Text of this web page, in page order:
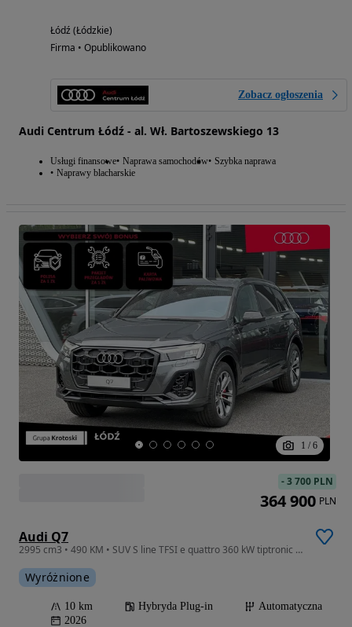
Łódź (Łódzkie)
Firma • Opublikowano
Zobacz ogłoszenia
Audi Centrum Łódź - al. Wł. Bartoszewskiego 13
Usługi finansowe Naprawa samochodów Szybka naprawa
Naprawy blacharskie
1 / 6
Audi Q7
2995 cm3 • 490 KM • SUV S line TFSI e quattro 360 kW tiptronic * Pakiet Innovation *
Wyróżnione
10 km Hybryda Plug-in
Automatyczna
2026
-3 700 PLN
364 900 PLN